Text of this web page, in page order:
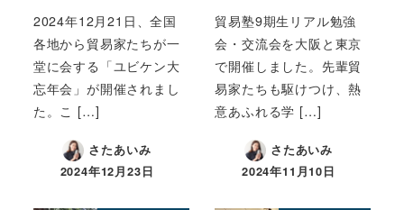
2024年12月21日、全国
各地から貿易家たちが一
堂に会する「ユビケン大
忘年会」が開催されまし
た。こ […]
さたあいみ
2024年12月23日
貿易塾9期生リアル勉強
会・交流会を大阪と東京
で開催しました。先輩貿
易家たちも駆けつけ、熱
意あふれる学 […]
さたあいみ
2024年11月10日